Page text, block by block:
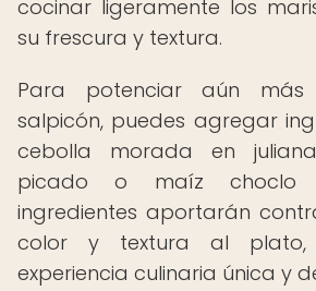
cocinar ligeramente los
su frescura y textura.
Para potenciar aún
salpicón, puedes agregar
cebolla morada en
picado o maíz choclo
ingredientes aportarán
color y textura al plato,
experiencia culinaria única y